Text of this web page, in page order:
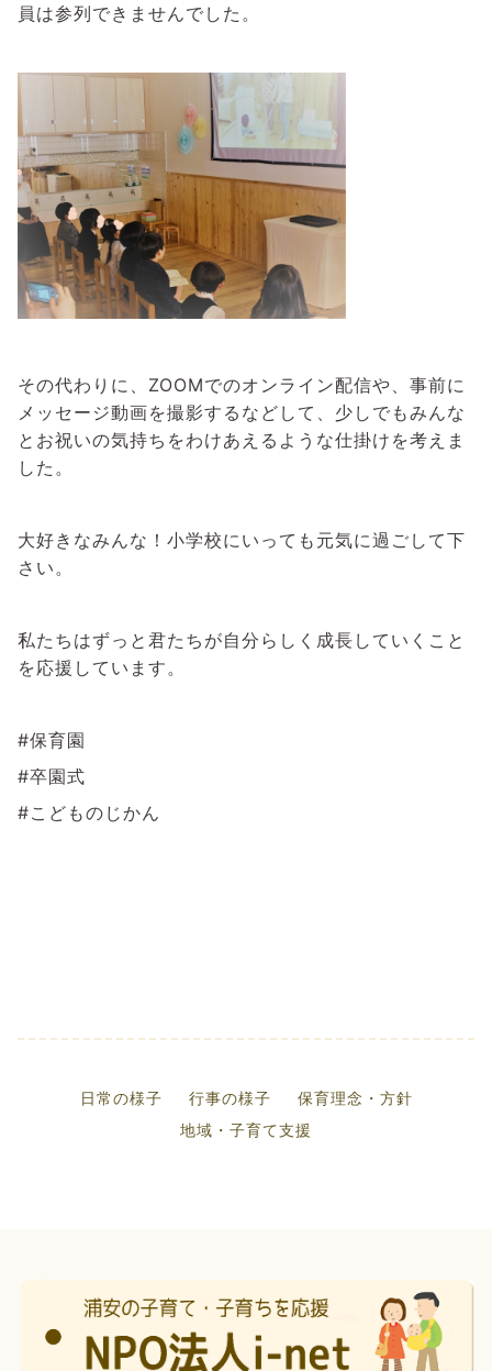
員は参列できませんでした。
その代わりに、ZOOMでのオンライン配信や、事前に
メッセージ動画を撮影するなどして、少しでもみんな
とお祝いの気持ちをわけあえるような仕掛けを考えま
した。
大好きなみんな！小学校にいっても元気に過ごして下
さい。
私たちはずっと君たちが自分らしく成長していくこと
を応援しています。
#保育園
#卒園式
#こどものじかん
日常の様子 行事の様子
保育理念・方針
地域・子育て支援